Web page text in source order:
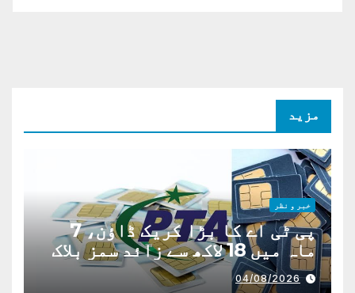
مزید
خبر و نظر
پی ٹی اے کا بڑا کریک ڈاؤن، 7
ماہ میں 18 لاکھ سے زائد سمز بلاک
04/08/2026